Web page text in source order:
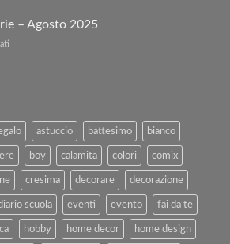
con
Rimborso
PASQUA
– Agosto 2025
2025
astuccio battesimo bianco
boy calamita colori comix
cresima decorare decorazione
scuola eventi evento fai da te
hobby home decor home design